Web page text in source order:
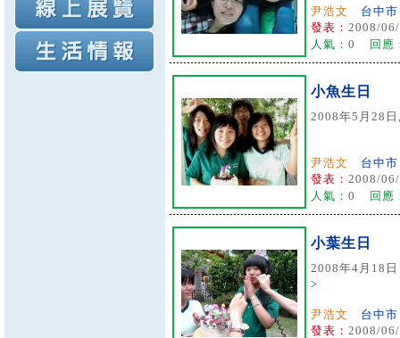
尹浩文
台中市
發表： 2008/
人氣： 0 回應
小魚生日
2008年5月28
尹浩文
台中市
發表： 2008/
人氣： 0 回應
小葉生日
2008年4月18
>
尹浩文
台中市
發表： 2008/